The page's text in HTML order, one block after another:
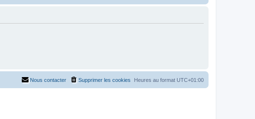
Heures au format UTC+01:00
Supprimer les cookies
Nous contacter